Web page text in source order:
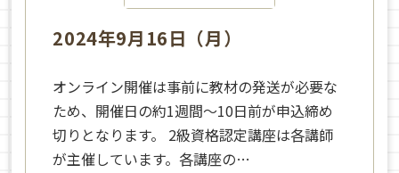
2024年9月16日（月）
オンライン開催は事前に教材の発送が必要な
ため、開催日の約1週間～10日前が申込締め
切りとなります。 2級資格認定講座は各講師
が主催しています。各講座の…